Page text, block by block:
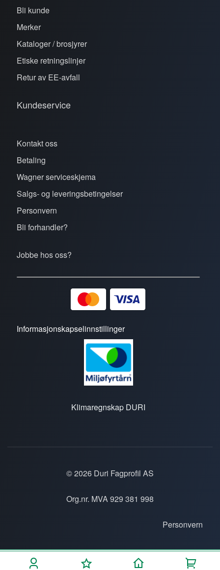
Bli kunde
Merker
Kataloger / brosjyrer
Etiske retningslinjer
Retur av EE-avfall
Kundeservice
Kontakt oss
Betaling
Wagner serviceskjema
Salgs- og leveringsbetingelser
Personvern
Bli forhandler?
Jobbe hos oss?
Informasjonskapselinnstillinger
Klimaregnskap DURI
© 2026 Duri Fagprofil AS
Org.nr. MVA 929 381 998
Personvern